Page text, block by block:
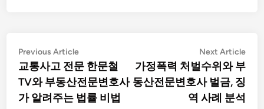
글
탐
색
Previous ArticlePrevious
article:
교통사고 전문 한문철
TV와 부동산전문변호사
가 알려주는 법률 비법
Next Article
가정폭력 처벌수위와 부
동산전문변호사 벌금, 징
역 사례 분석